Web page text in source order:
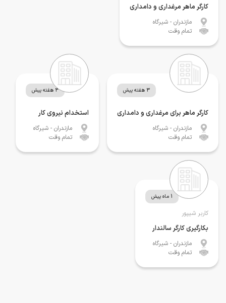
کارگر ماهر مرغداری و دامداری
مازندران - شیرگاه
تمام وقت
3 هفته پیش
کارگر ماهر برای مرغداری و دامداری
مازندران - شیرگاه
تمام وقت
3 هفته پیش
استخدام نیروی کار
مازندران - شیرگاه
تمام وقت
1 ماه پیش
کاربر شیپور
بکارگیری کارگر سالندار
مازندران - شیرگاه
تمام وقت